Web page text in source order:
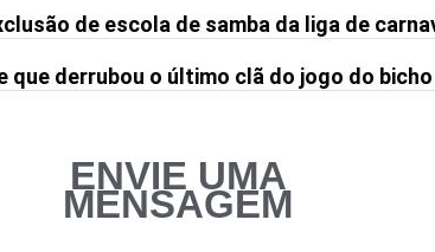
de escola de samba da liga de
que derrubou o último clã do jogo do bicho
ENVIE UMA
MENSAGEM